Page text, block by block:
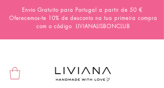
Envio Gratuito para Portugal a partir de 50 €
Oferecemos-te 10% de desconto na tua primeira compra
com o código
LIVIANALISBONCLUB